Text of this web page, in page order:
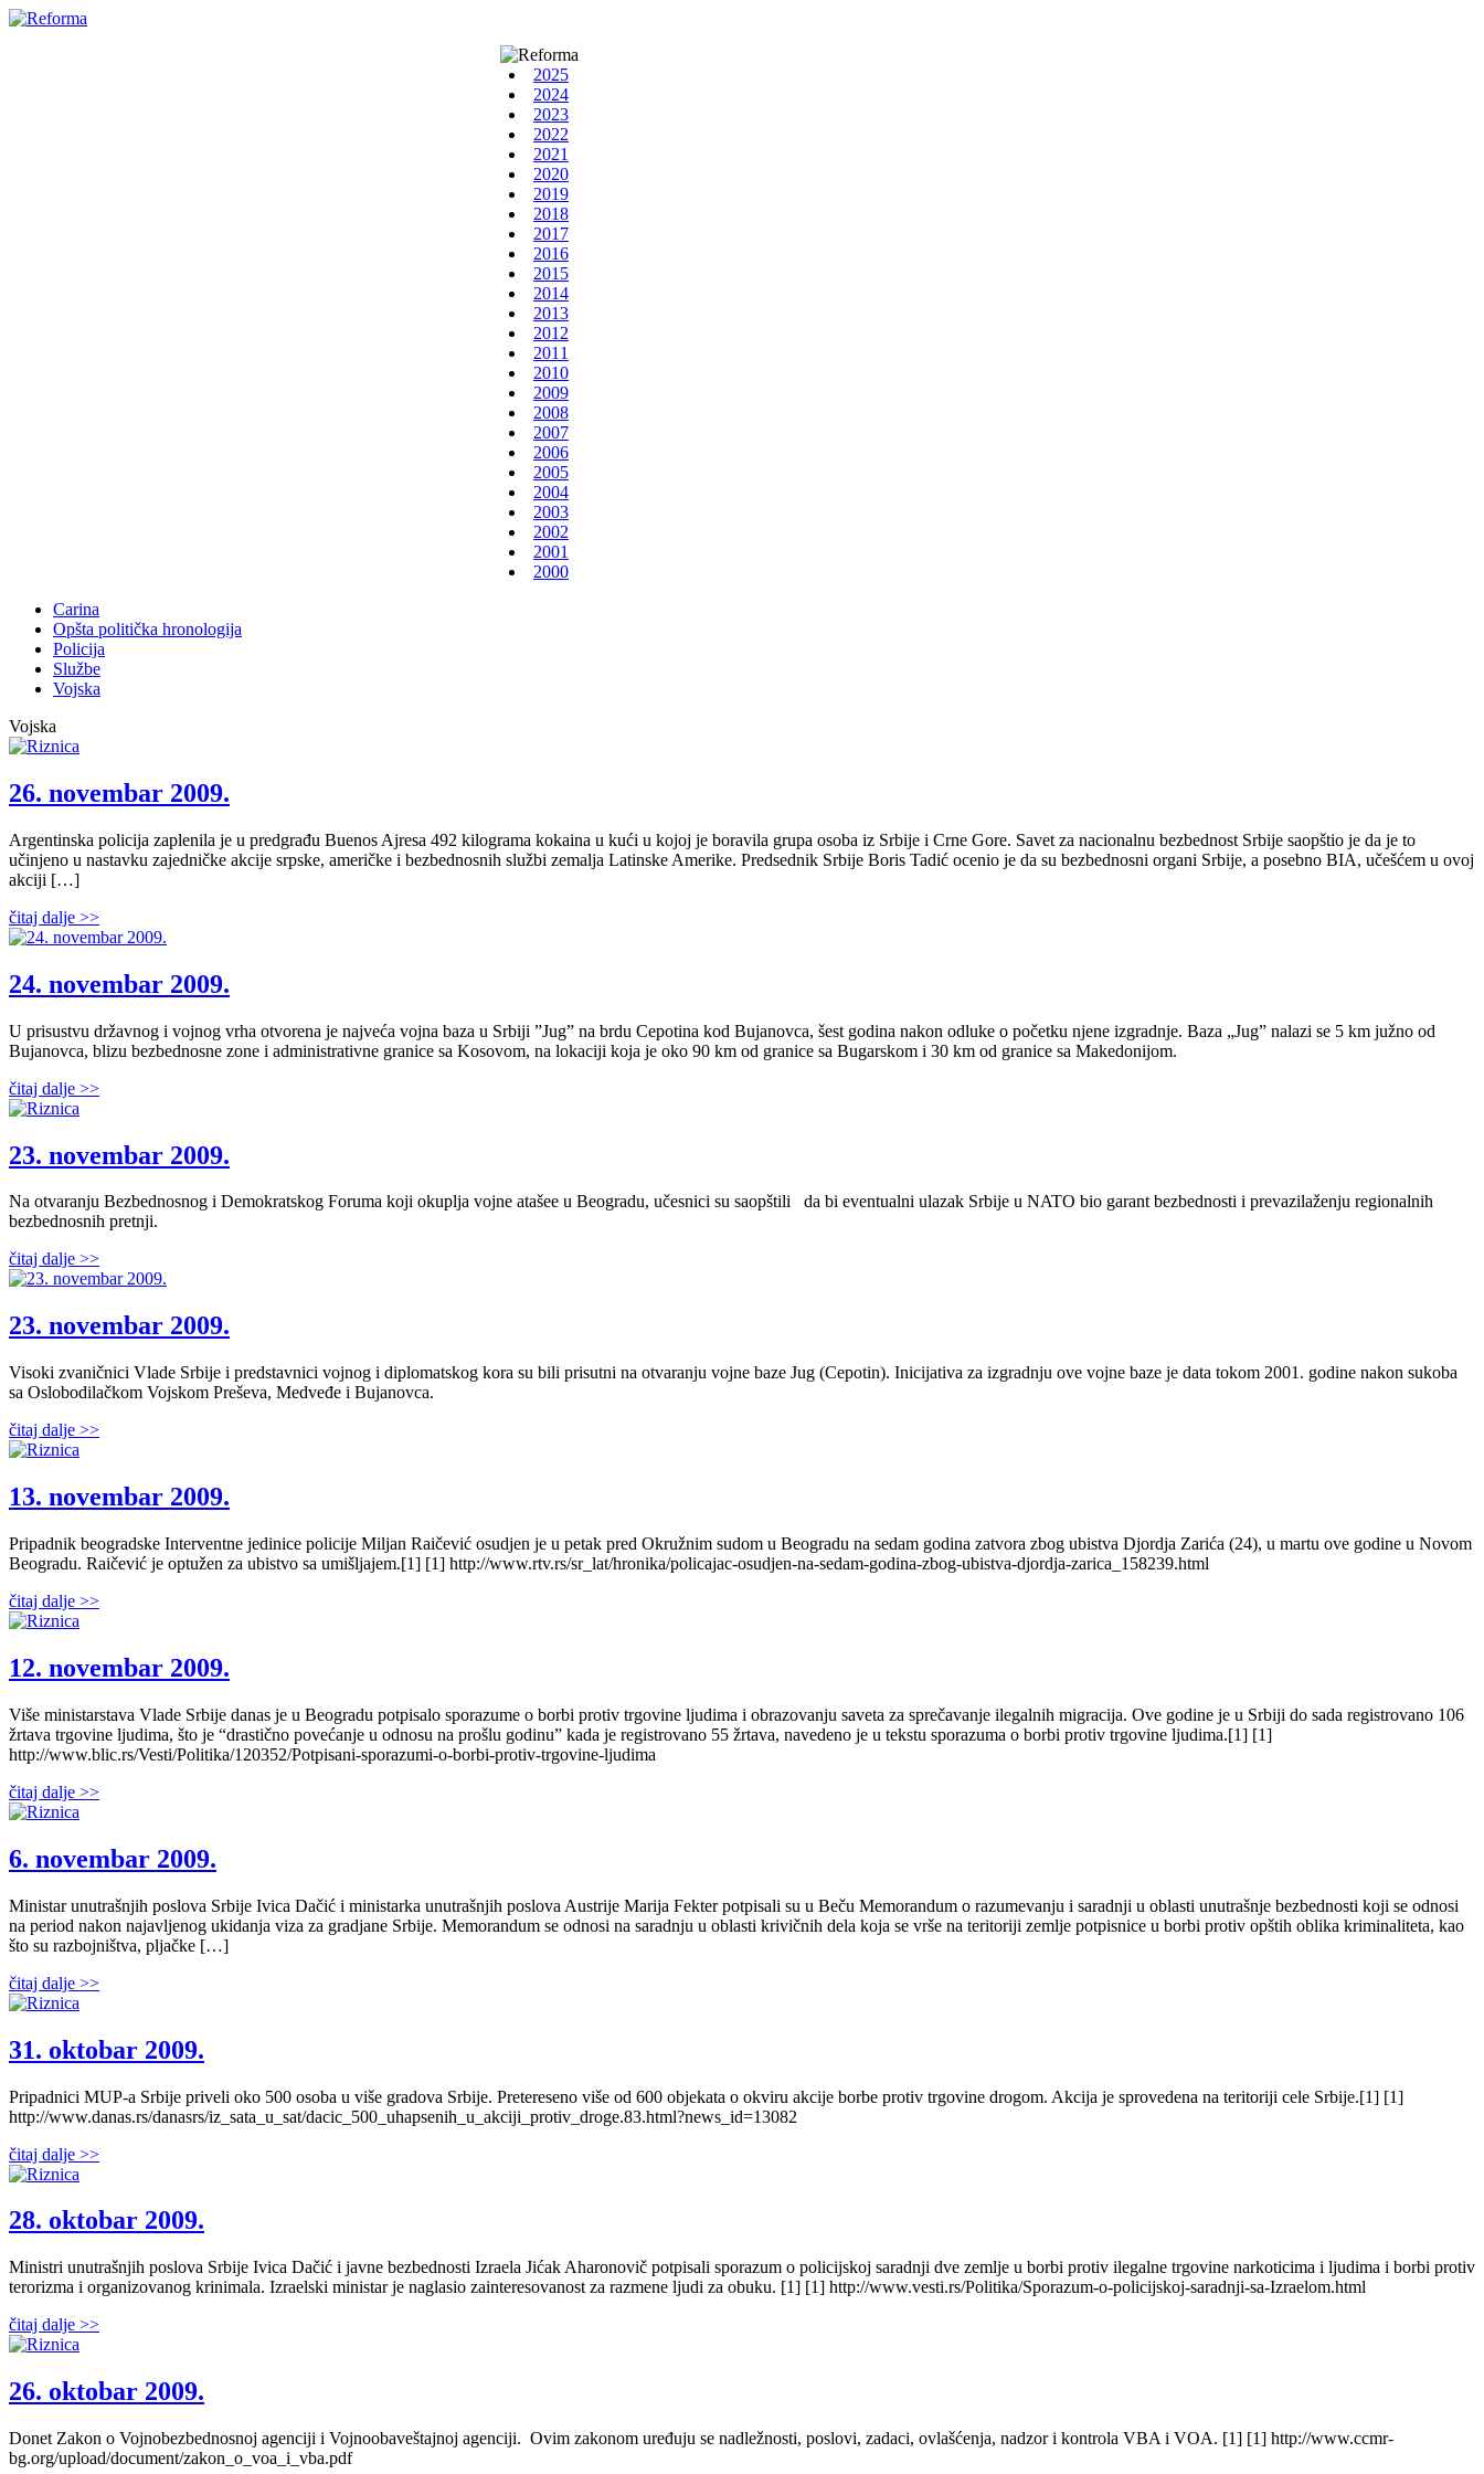
2025
2024
2023
2022
2021
2020
2019
2018
2017
2016
2015
2014
2013
2012
2011
2010
2009
2008
2007
2006
2005
2004
2003
2002
2001
2000
Carina
Opšta politička hronologija
Policija
Službe
Vojska
Vojska
26. novembar 2009.
Argentinska policija zaplenila je u predgrađu Buenos Ajresa 492 kilograma kokaina u kući u kojoj je boravila grupa osoba iz Srbije i Crne Gore. Savet za nacionalnu bezbednost Srbije saopštio je da je to
učinjeno u nastavku zajedničke akcije srpske, američke i bezbednosnih službi zemalja Latinske Amerike. Predsednik Srbije Boris Tadić ocenio je da su bezbednosni organi Srbije, a posebno BIA, učešćem u ovoj
akciji […]
čitaj dalje >>
24. novembar 2009.
U prisustvu državnog i vojnog vrha otvorena je najveća vojna baza u Srbiji ”Jug” na brdu Cepotina kod Bujanovca, šest godina nakon odluke o početku njene izgradnje. Baza „Jug” nalazi se 5 km južno od
Bujanovca, blizu bezbednosne zone i administrativne granice sa Kosovom, na lokaciji koja je oko 90 km od granice sa Bugarskom i 30 km od granice sa Makedonijom.
čitaj dalje >>
23. novembar 2009.
Na otvaranju Bezbednosnog i Demokratskog Foruma koji okuplja vojne atašee u Beogradu, učesnici su saopštili da bi eventualni ulazak Srbije u NATO bio garant bezbednosti i prevazilaženju regionalnih
bezbednosnih pretnji.
čitaj dalje >>
23. novembar 2009.
Visoki zvaničnici Vlade Srbije i predstavnici vojnog i diplomatskog kora su bili prisutni na otvaranju vojne baze Jug (Cepotin). Inicijativa za izgradnju ove vojne baze je data tokom 2001. godine nakon sukoba
sa Oslobodilačkom Vojskom Preševa, Medveđe i Bujanovca.
čitaj dalje >>
13. novembar 2009.
Pripadnik beogradske Interventne jedinice policije Miljan Raičević osudjen je u petak pred Okružnim sudom u Beogradu na sedam godina zatvora zbog ubistva Djordja Zarića (24), u martu ove godine u Novom
Beogradu. Raičević je optužen za ubistvo sa umišljajem.[1] [1] http://www.rtv.rs/sr_lat/hronika/policajac-osudjen-na-sedam-godina-zbog-ubistva-djordja-zarica_158239.html
čitaj dalje >>
12. novembar 2009.
Više ministarstava Vlade Srbije danas je u Beogradu potpisalo sporazume o borbi protiv trgovine ljudima i obrazovanju saveta za sprečavanje ilegalnih migracija. Ove godine je u Srbiji do sada registrovano 106
žrtava trgovine ljudima, što je “drastično povećanje u odnosu na prošlu godinu” kada je registrovano 55 žrtava, navedeno je u tekstu sporazuma o borbi protiv trgovine ljudima.[1] [1]
http://www.blic.rs/Vesti/Politika/120352/Potpisani-sporazumi-o-borbi-protiv-trgovine-ljudima
čitaj dalje >>
6. novembar 2009.
Ministar unutrašnjih poslova Srbije Ivica Dačić i ministarka unutrašnjih poslova Austrije Marija Fekter potpisali su u Beču Memorandum o razumevanju i saradnji u oblasti unutrašnje bezbednosti koji se odnosi
na period nakon najavljenog ukidanja viza za gradjane Srbije. Memorandum se odnosi na saradnju u oblasti krivičnih dela koja se vrše na teritoriji zemlje potpisnice u borbi protiv opštih oblika kriminaliteta, kao
što su razbojništva, pljačke […]
čitaj dalje >>
31. oktobar 2009.
Pripadnici MUP-a Srbije priveli oko 500 osoba u više gradova Srbije. Pretereseno više od 600 objekata o okviru akcije borbe protiv trgovine drogom. Akcija je sprovedena na teritoriji cele Srbije.[1] [1]
http://www.danas.rs/danasrs/iz_sata_u_sat/dacic_500_uhapsenih_u_akciji_protiv_droge.83.html?news_id=13082
čitaj dalje >>
28. oktobar 2009.
Ministri unutrašnjih poslova Srbije Ivica Dačić i javne bezbednosti Izraela Jićak Aharonovič potpisali sporazum o policijskoj saradnji dve zemlje u borbi protiv ilegalne trgovine narkoticima i ljudima i borbi protiv
terorizma i organizovanog krinimala. Izraelski ministar je naglasio zainteresovanost za razmene ljudi za obuku. [1] [1] http://www.vesti.rs/Politika/Sporazum-o-policijskoj-saradnji-sa-Izraelom.html
čitaj dalje >>
26. oktobar 2009.
Donet Zakon o Vojnobezbednosnoj agenciji i Vojnoobaveštajnoj agenciji. Ovim zakonom uređuju se nadležnosti, poslovi, zadaci, ovlašćenja, nadzor i kontrola VBA i VOA. [1] [1] http://www.ccmr-
bg.org/upload/document/zakon_o_voa_i_vba.pdf